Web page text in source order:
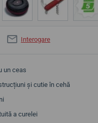
Interogare
un ceas
și cutie în cehă
a curelei